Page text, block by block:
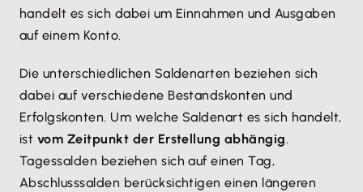
handelt es sich dabei um Einnahmen und Ausgaben
auf einem Konto.
Die unterschiedlichen Saldenarten beziehen sich
dabei auf verschiedene Bestandskonten und
Erfolgskonten. Um welche Saldenart es sich handelt,
ist vom Zeitpunkt der Erstellung abhängig.
Tagessalden beziehen sich auf einen Tag,
Abschlusssalden berücksichtigen einen längeren